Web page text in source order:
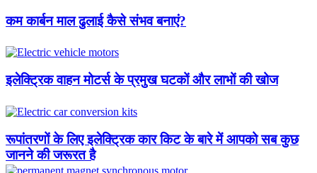
कम कार्बन माल ढुलाई कैसे संभव बनाएं?
इलेक्ट्रिक वाहन मोटर्स के प्रमुख घटकों और लाभों की खोज
रूपांतरणों के लिए इलेक्ट्रिक कार किट के बारे में आपको सब कुछ
जानने की जरूरत है